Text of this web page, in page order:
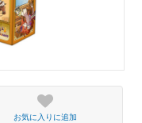
お気に入りに追加